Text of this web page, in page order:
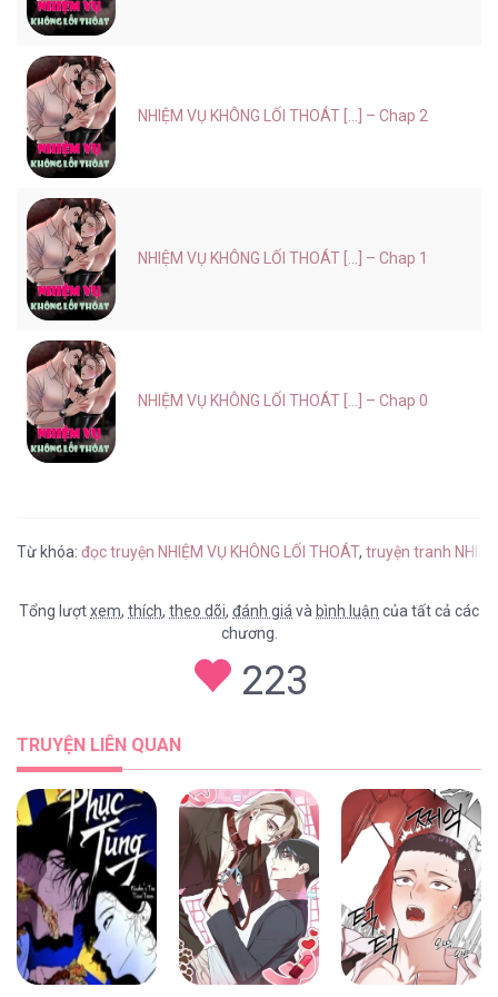
NHIỆM VỤ KHÔNG LỐI THOÁT [...] – Chap 2
NHIỆM VỤ KHÔNG LỐI THOÁT [...] – Chap 1
NHIỆM VỤ KHÔNG LỐI THOÁT [...] – Chap 0
Từ khóa: đọc truyện NHIỆM VỤ KHÔNG LỐI THOÁT, truyện tranh
Tổng lượtxem, thích, theo dõi, đánh giá và bình luận của tất cả các
chương.
223
TRUYỆN LIÊN QUAN